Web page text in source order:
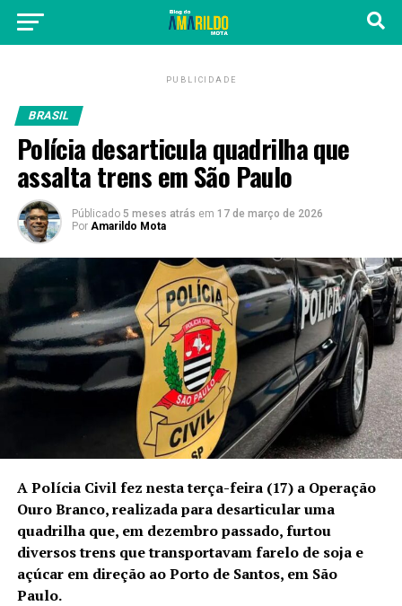
PUBLICIDADE
BRASIL
Polícia desarticula quadrilha que
assalta trens em São Paulo
Públicado 5 meses atrás em 17 de março de 2026
Por Amarildo Mota
A Polícia Civil fez nesta terça-feira (17) a Operação
Ouro Branco, realizada para desarticular uma
quadrilha que, em dezembro passado, furtou
diversos trens que transportavam farelo de soja e
açúcar em direção ao Porto de Santos, em São
Paulo.